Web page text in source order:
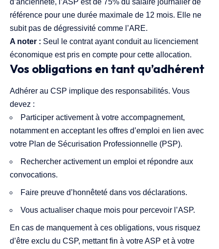
référence pour une durée maximale de 12 mois. Elle ne
subit pas de dégressivité comme l’ARE.
A noter : Seul le contrat ayant conduit au licenciement
économique est pris en compte pour cette allocation.
Vos obligations en tant qu’adhérent
Adhérer au CSP implique des responsabilités. Vous
devez :
Participer activement à votre accompagnement,
notamment en acceptant les offres d’emploi en lien avec
votre Plan de Sécurisation Professionnelle (PSP).
Rechercher activement un emploi et répondre aux
convocations.
Faire preuve d’honnêteté dans vos déclarations.
Vous actualiser chaque mois pour percevoir l’ASP.
En cas de manquement à ces obligations, vous risquez
d’être exclu du CSP, mettant fin à votre ASP et à votre